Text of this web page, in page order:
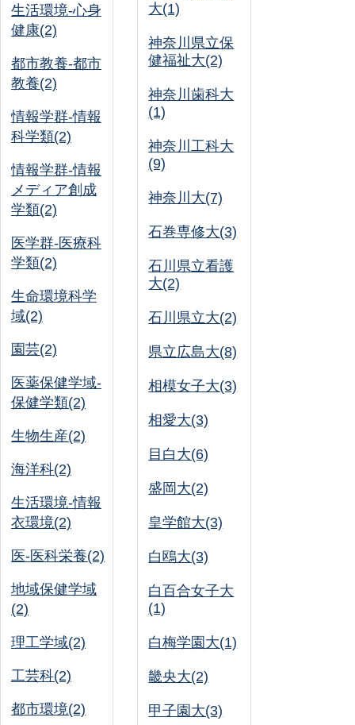
生活環境-心身
健康(2)
都市教養-都市
教養(2)
情報学群-情報
科学類(2)
情報学群-情報
メディア創成
学類(2)
医学群-医療科
学類(2)
生命環境科学
域(2)
園芸(2)
医薬保健学域-
保健学類(2)
生物生産(2)
海洋科(2)
生活環境-情報
衣環境(2)
医-医科栄養(2)
地域保健学域
(2)
理工学域(2)
工芸科(2)
都市環境(2)
大(1)
神奈川県立保
健福祉大(2)
神奈川歯科大
(1)
神奈川工科大
(9)
神奈川大(7)
石巻専修大(3)
石川県立看護
大(2)
石川県立大(2)
県立広島大(8)
相模女子大(3)
相愛大(3)
目白大(6)
盛岡大(2)
皇学館大(3)
白鴎大(3)
白百合女子大
(1)
白梅学園大(1)
畿央大(2)
甲子園大(3)